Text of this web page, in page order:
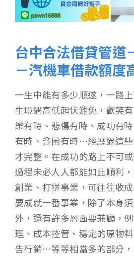
台中合法借貸管道
－汽機車借款額度
一生中能有多少順遂，一路
生境遇高低起伏難免，歡笑
樂有時、悲傷有時、成功有
有時、貧困有時…經歷過這
才完整。在成功的路上不可
過程未必人人都能如此順利
創業、打拼事業，可往往收
要成就一番事業，除了本身
外，還有許多層面要兼顧，
理、成本控管、穩定的原物
告行銷…等等相當多的部分